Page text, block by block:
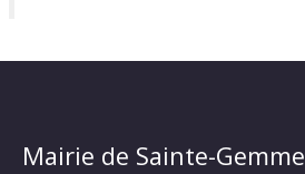
Mairie de Sainte-Gemme